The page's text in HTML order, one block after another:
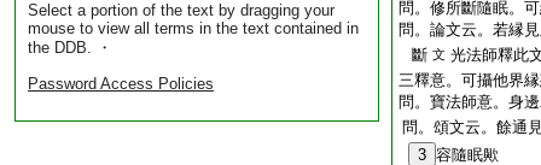
Select a portion of the text by dragging your
mouse to view all terms in the text contained in
the DDB. ・
Password Access Policies
問。修所斷隨眠。
問。論文云。若縁
斷 文 光法師釋此
三釋意。可攝他界
問。寶法師意。身
問。頌文云。餘通
3 容隨眠歟